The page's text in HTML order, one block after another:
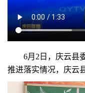
6月2日，庆云县委
推进落实情况，庆云